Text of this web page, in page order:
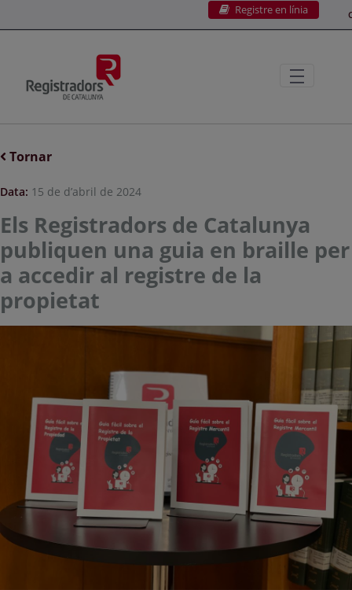
Registre en línia
Tornar
Data: 15 de d’abril de 2024
Els Registradors de Catalunya
publiquen una guia en braille per
a accedir al registre de la
propietat